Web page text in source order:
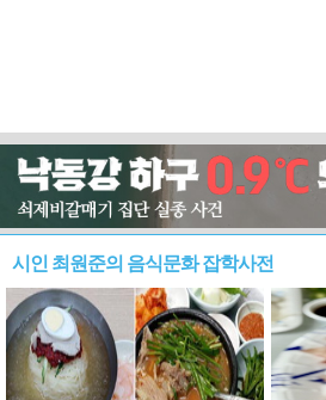
시인 최원준의 음식문화 잡학사전